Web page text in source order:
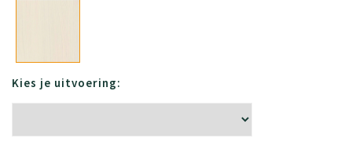
Kies je uitvoering: